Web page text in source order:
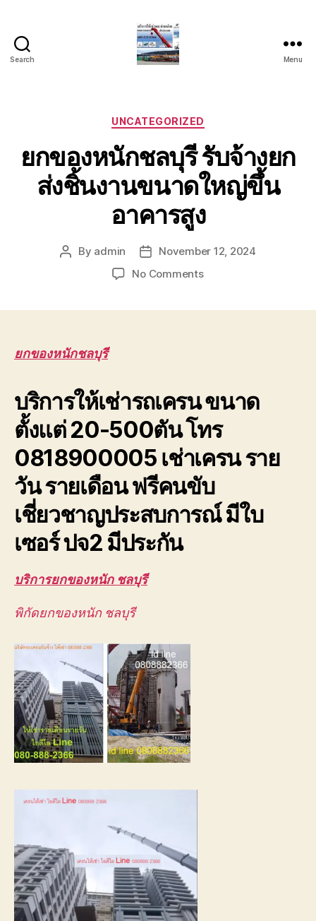
Search
รถ
เครน
รถ
เฮี๊ยบ
รถ
สไลด์
ขนส่ง
เครื่องจักร
0818900005
Menu
Categories
UNCATEGORIZED
ยกของหนักชลบุรี รับจ้างยก
ส่งชิ้นงานขนาดใหญ่ขึ้น
อาคารสูง
Post
By admin
Post
date
November 12, 2024
No Commentson
ชิ้น
งาน
ขนาด
ขึ้น
สูง
ยกของหนักชลบุรี
บริการให้เช่ารถเครน ขนาด
ตั้งแต่ 20-500ตัน โทร
0818900005 เช่าเครน ราย
วัน รายเดือน ฟรีคนขับ
เชี่ยวชาญประสบการณ์ มีใบ
เซอร์ ปจ2 มีประกัน
บริการยกของหนัก ชลบุรี
พิกัดยกของหนัก ชลบุรี